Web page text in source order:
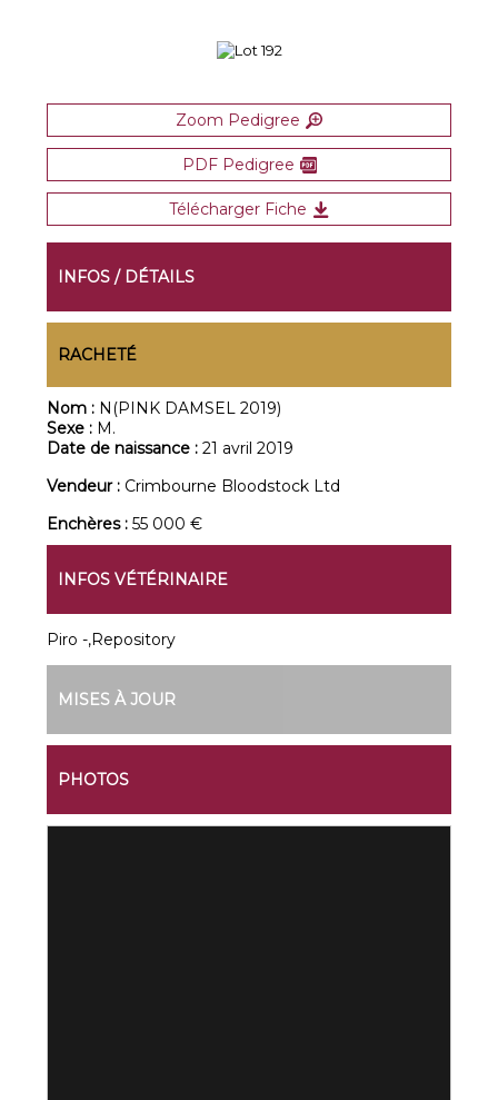
Zoom Pedigree
PDF Pedigree
Télécharger Fiche
INFOS / DÉTAILS
RACHETÉ
Nom : N(PINK DAMSEL 2019)
Sexe : M.
Date de naissance :21 avril 2019
Vendeur : Crimbourne Bloodstock Ltd
Enchères :55 000 €
INFOS VÉTÉRINAIRE
Piro -,Repository
MISES À JOUR
PHOTOS